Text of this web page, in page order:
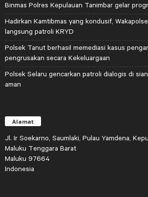
Binmas Polres Kepulauan Tanimbar gelar
Hadirkan Kamtibmas yang kondusif,
langsung patroli KRYD
Polsek Tanut berhasil memediasi kasus
pengrusakan secara Kekeluargaan
Polsek Selaru gencarkan patroli dialogis di
aman
Alamat
Jl. Ir Soekarno, Saumlaki, Pulau Yamdena,
Maluku Tenggara Barat
Maluku 97664
Indonesia